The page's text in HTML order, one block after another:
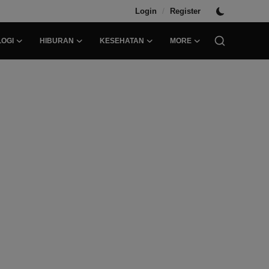
Login / Register
HIBURAN KESEHATAN MORE